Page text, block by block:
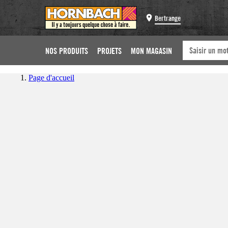
Bertrange
NOS PRODUITS PROJETS MON MAGASIN
Page d'accueil